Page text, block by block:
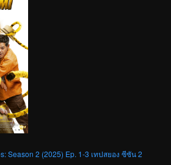
Season 2 (2025) Ep. 1-3 เทปสยอง ซีซัน 2